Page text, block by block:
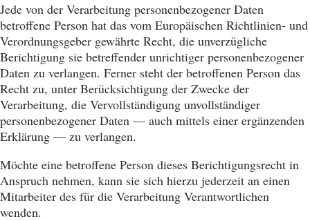
Jede von der Verarbeitung personenbezogener Daten
betroffene Person hat das vom Europäischen Richtlinien- und
Verordnungsgeber gewährte Recht, die unverzügliche
Berichtigung sie betreffender unrichtiger personenbezogener
Daten zu verlangen. Ferner steht der betroffenen Person das
Recht zu, unter Berücksichtigung der Zwecke der
Verarbeitung, die Vervollständigung unvollständiger
personenbezogener Daten — auch mittels einer ergänzenden
Erklärung — zu verlangen.
Möchte eine betroffene Person dieses Berichtigungsrecht in
Anspruch nehmen, kann sie sich hierzu jederzeit an einen
Mitarbeiter des für die Verarbeitung Verantwortlichen
wenden.